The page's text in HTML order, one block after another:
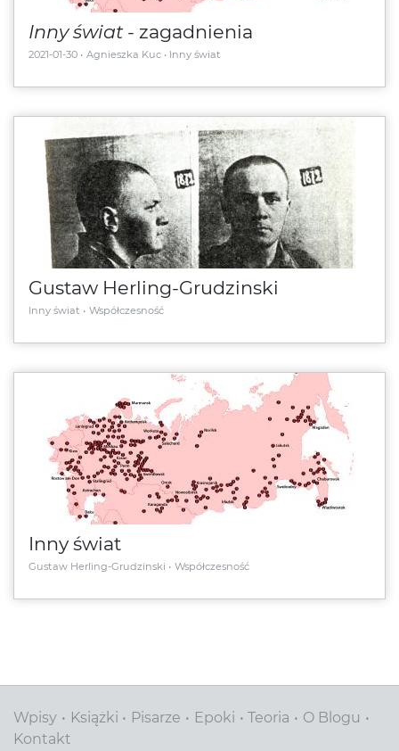
Inny świat - zagadnienia
2021-01-30 Agnieszka Kuc Inny świat
Gustaw Herling-Grudzinski
Inny świat Współczesność
Inny świat
Gustaw Herling-Grudzinski Współczesność
Wpisy Książki Pisarze Epoki Teoria
O Blogu
Kontakt